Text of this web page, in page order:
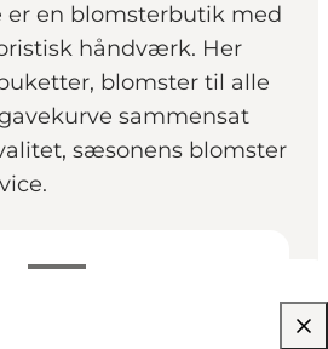
er en blomsterbutik med
håndværk. Her
blomster til alle
sammensat
sæsonens blomster